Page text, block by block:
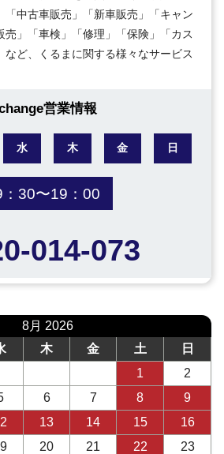
「中古車販売」「新車販売」「キャン
売」「車検」「修理」「保険」「カス
など、くるまに関する様々なサービス
営業情報
水 木 金 日
：30〜19：00
014-073
8月 2026
木 金 土
日
1
2
6 7 8
9
13 14 15
16
20 21 22
23